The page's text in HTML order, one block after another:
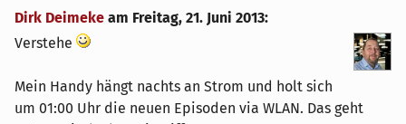
Dirk Deimeke am Freitag, 21. Juni 2013:
Verstehe
Mein Handy hängt nachts an Strom und holt sich
um 01:00 Uhr die neuen Episoden via WLAN. Das geht